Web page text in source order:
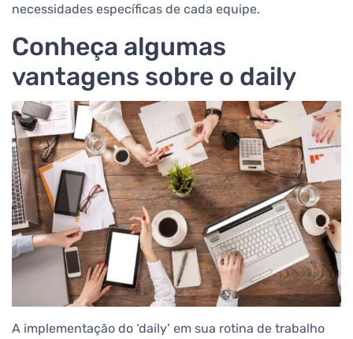
necessidades específicas de cada equipe.
Conheça algumas
vantagens sobre o daily
A implementação do ‘daily’ em sua rotina de trabalho